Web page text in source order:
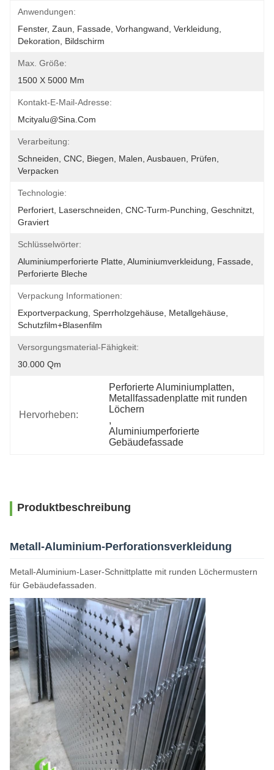
Anwendungen:
Fenster, Zaun, Fassade, Vorhangwand, Verkleidung,
Dekoration, Bildschirm
Max. Größe:
1500 X 5000 Mm
Kontakt-E-Mail-Adresse:
Mcityalu@sina.com
Verarbeitung:
Schneiden, CNC, Biegen, Malen, Ausbauen, Prüfen,
Verpacken
Technologie:
Perforiert, Laserschneiden, CNC-Turm-Punching, Geschnitzt,
Graviert
Schlüsselwörter:
Aluminiumperforierte Platte, Aluminiumverkleidung, Fassade,
Perforierte Bleche
Verpackung Informationen:
Exportverpackung, Sperrholzgehäuse, Metallgehäuse,
Schutzfilm+Blasenfilm
Versorgungsmaterial-Fähigkeit:
30.000 Qm
Hervorheben:
Perforierte Aluminiumplatten,
Metallfassadenplatte mit runden
Löchern
,
Aluminiumperforierte
Gebäudefassade
Produktbeschreibung
Metall-Aluminium-Perforationsverkleidung
Metall-Aluminium-Laser-Schnittplatte mit runden Löchermustern
für Gebäudefassaden.